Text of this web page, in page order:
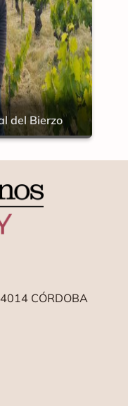
del Bierzo
CÓRDOBA